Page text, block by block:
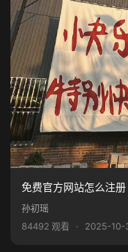
免费官方网站怎么注
孙初瑶
84492 观看
· 2025-10-